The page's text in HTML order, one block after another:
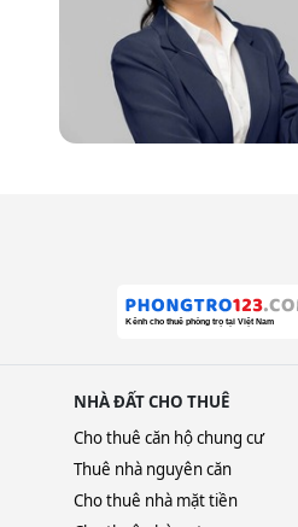
NHÀ ĐẤT CHO THUÊ
Cho thuê căn hộ chung cư
Thuê nhà nguyên căn
Cho thuê nhà mặt tiền